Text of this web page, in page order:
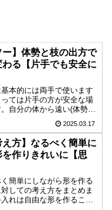
ー】体勢と枝の出方で
る【片手でも安全に
本的には両手で使います
ては片手の方が安全な場
自分の体から遠い(体勢が
近い、角度が合わない、枝
、残したい枝がある。ざっ
れらの状況の時に「片手で
かも」と感じることがあり
る理由とやり方をまとめ
2025.03.17
え方】なるべく簡単に
を作りきれいに【思
簡単にしながら形を作る
しての考え方をまとめま
れは自由な形を作ること